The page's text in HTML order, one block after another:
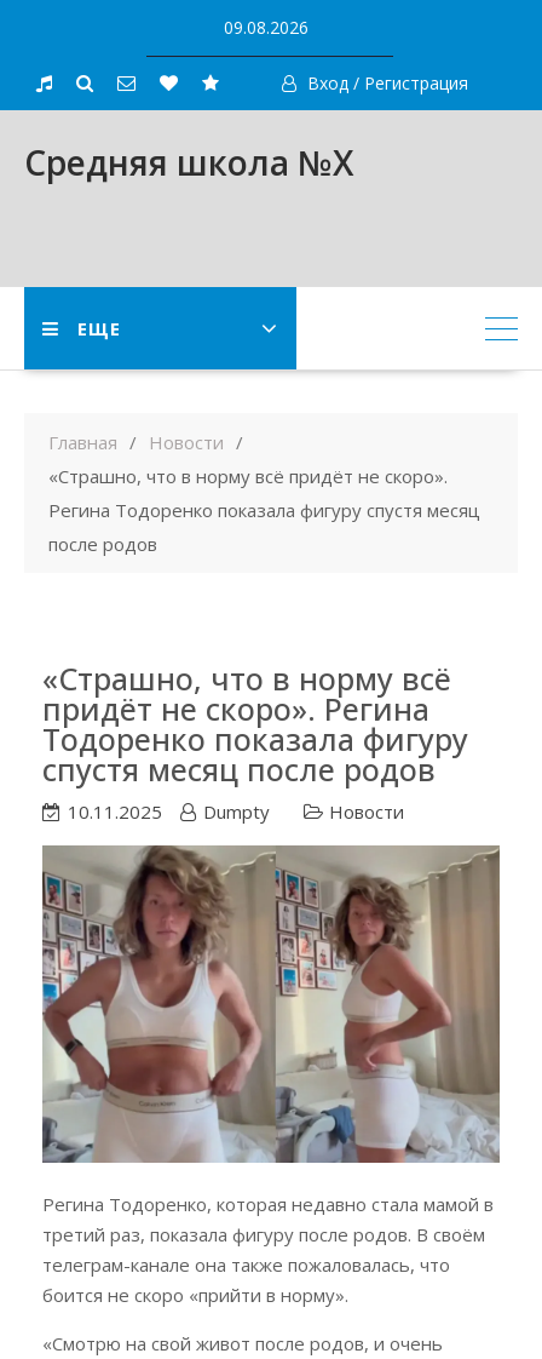
content
09.08.2026
Вход / Регистрация
Средняя школа №X
ЕЩЕ
Главная
Новости
«Страшно, что в норму всё придёт не скоро».
Регина Тодоренко показала фигуру спустя месяц
после родов
«Страшно, что в норму всё
придёт не скоро». Регина
Тодоренко показала фигуру
спустя месяц после родов
10.11.2025 Dumpty Новости
Регина Тодоренко, которая недавно стала мамой в
третий раз, показала фигуру после родов. В своём
телеграм-канале она также пожаловалась, что
боится не скоро «прийти в норму».
«Смотрю на свой живот после родов, и очень